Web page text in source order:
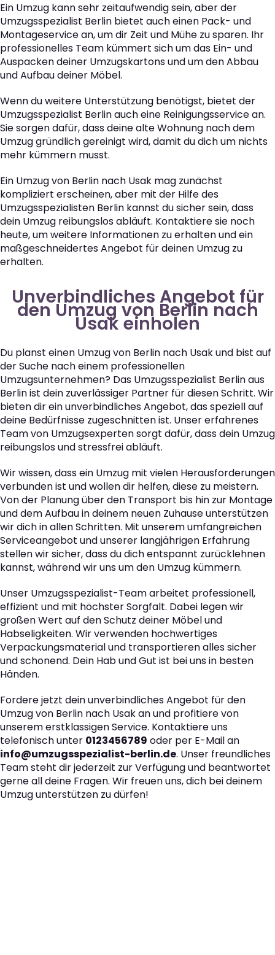
Ein Umzug kann sehr zeitaufwendig sein, aber der
Umzugsspezialist Berlin bietet auch einen Pack- und
Montageservice an, um dir Zeit und Mühe zu sparen. Ihr
professionelles Team kümmert sich um das Ein- und
Auspacken deiner Umzugskartons und um den Abbau
und Aufbau deiner Möbel.
Wenn du weitere Unterstützung benötigst, bietet der
Umzugsspezialist Berlin auch eine Reinigungsservice an.
Sie sorgen dafür, dass deine alte Wohnung nach dem
Umzug gründlich gereinigt wird, damit du dich um nichts
mehr kümmern musst.
Ein Umzug von Berlin nach Usak mag zunächst
kompliziert erscheinen, aber mit der Hilfe des
Umzugsspezialisten Berlin kannst du sicher sein, dass
dein Umzug reibungslos abläuft. Kontaktiere sie noch
heute, um weitere Informationen zu erhalten und ein
maßgeschneidertes Angebot für deinen Umzug zu
erhalten.
Unverbindliches Angebot für
den Umzug von Berlin nach
Usak einholen
Du planst einen Umzug von Berlin nach Usak und bist auf
der Suche nach einem professionellen
Umzugsunternehmen? Das Umzugsspezialist Berlin aus
Berlin ist dein zuverlässiger Partner für diesen Schritt. Wir
bieten dir ein unverbindliches Angebot, das speziell auf
deine Bedürfnisse zugeschnitten ist. Unser erfahrenes
Team von Umzugsexperten sorgt dafür, dass dein Umzug
reibungslos und stressfrei abläuft.
Wir wissen, dass ein Umzug mit vielen Herausforderungen
verbunden ist und wollen dir helfen, diese zu meistern.
Von der Planung über den Transport bis hin zur Montage
und dem Aufbau in deinem neuen Zuhause unterstützen
wir dich in allen Schritten. Mit unserem umfangreichen
Serviceangebot und unserer langjährigen Erfahrung
stellen wir sicher, dass du dich entspannt zurücklehnen
kannst, während wir uns um den Umzug kümmern.
Unser Umzugsspezialist-Team arbeitet professionell,
effizient und mit höchster Sorgfalt. Dabei legen wir
großen Wert auf den Schutz deiner Möbel und
Habseligkeiten. Wir verwenden hochwertiges
Verpackungsmaterial und transportieren alles sicher
und schonend. Dein Hab und Gut ist bei uns in besten
Händen.
Fordere jetzt dein unverbindliches Angebot für den
Umzug von Berlin nach Usak an und profitiere von
unserem erstklassigen Service. Kontaktiere uns
telefonisch unter 0123456789 oder per E-Mail an
info@umzugsspezialist-berlin.de. Unser freundliches
Team steht dir jederzeit zur Verfügung und beantwortet
gerne all deine Fragen. Wir freuen uns, dich bei deinem
Umzug unterstützen zu dürfen!